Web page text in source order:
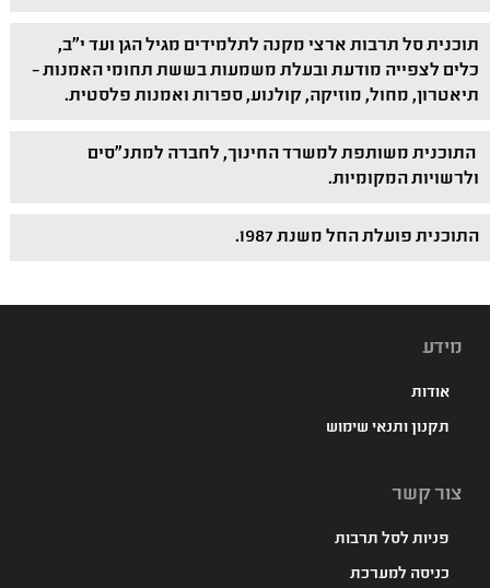
תוכנית סל תרבות ארצי מקנה לתלמידים מגיל הגן ועד י"ב,
כלים לצפייה מודעת ובעלת משמעות בששת תחומי האמנות –
תיאטרון, מחול, מוזיקה, קולנוע, ספרות ואמנות פלסטית.
התוכנית משותפת למשרד החינוך, לחברה למתנ"סים
ולרשויות המקומיות.
התוכנית פועלת החל משנת 1987.
מידע
אודות
תקנון ותנאי שימוש
צור קשר
פניות לסל תרבות
כניסה למערכת